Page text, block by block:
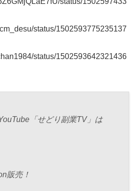
status/1502593775235137
status/1502593642321436
「せどり副業TV」は
販売！